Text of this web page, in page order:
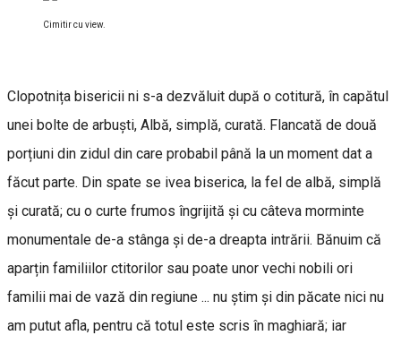
Cimitir cu view.
Clopotnița bisericii ni s-a dezvăluit după o cotitură, în capătul
unei bolte de arbuști, Albă, simplă, curată. Flancată de două
porțiuni din zidul din care probabil până la un moment dat a
făcut parte. Din spate se ivea biserica, la fel de albă, simplă
și curată; cu o curte frumos îngrijită și cu câteva morminte
monumentale de-a stânga și de-a dreapta intrării. Bănuim că
aparțin familiilor ctitorilor sau poate unor vechi nobili ori
familii mai de vază din regiune ... nu știm și din păcate nici nu
am putut afla, pentru că totul este scris în maghiară; iar